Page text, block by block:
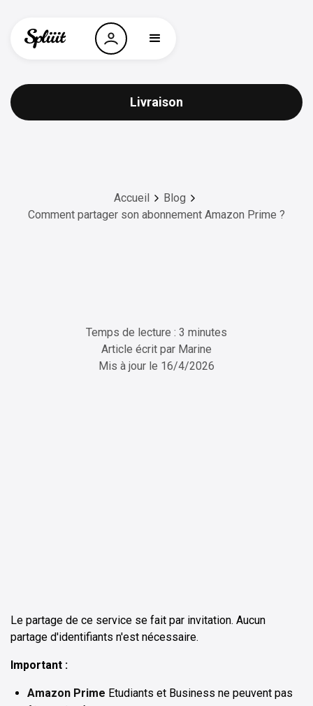
Livraison
Accueil
Blog
Comment partager son abonnement Amazon Prime ?
Temps de lecture : 3 minutes
Article écrit par Marine
Mis à jour le 16/4/2026
Le partage de ce service se fait par invitation. Aucun
partage d'identifiants n'est nécessaire.
Important :
Amazon Prime Etudiants et Business ne peuvent pas